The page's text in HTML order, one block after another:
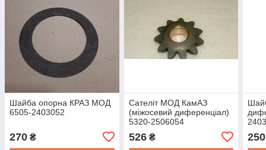
Шайба опорна КРАЗ МОД
6505-2403052
270 ₴
Сателіт МОД КамАЗ
(міжосевий диференціал)
5320-2506054
526₴ 250